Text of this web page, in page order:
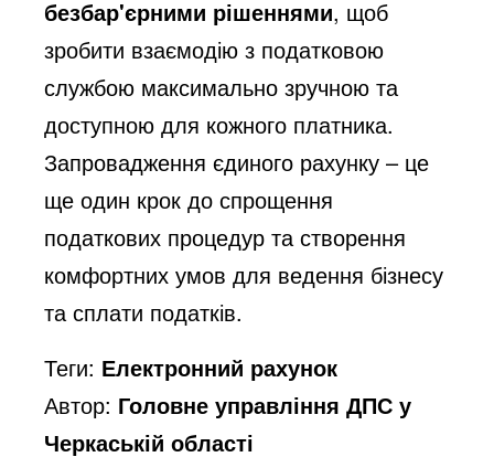
безбар'єрними рішеннями, щоб
зробити взаємодію з податковою
службою максимально зручною та
доступною для кожного платника.
Запровадження єдиного рахунку – це
ще один крок до спрощення
податкових процедур та створення
комфортних умов для ведення бізнесу
та сплати податків.
Теги: Електронний рахунок
Автор: Головне управління ДПС у
Черкаській області